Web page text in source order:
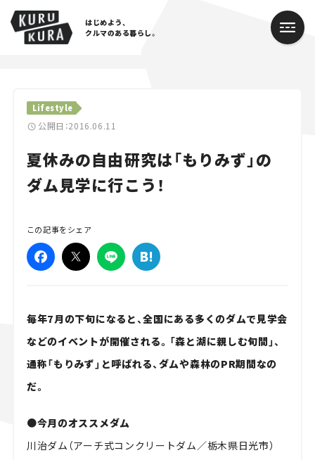
はじめよう、
クルマのある暮らし。
Lifestyle
公開日：2016.06.11
夏休みの自由研究は「もりみず」の
ダム見学に行こう！
この記事をシェア
毎年7月の下旬になると、全国にある多くのダムで見学会
などのイベントが開催される。「森と湖に親しむ旬間」、
通称「もりみず」と呼ばれる、ダムや森林のPR期間なの
だ。
●今月のオススメダム
川治ダム（アーチ式コンクリートダム／栃木県日光市）
Cars
Lifestyle
Traffic
Special
Series
人気のハッシュタグ
スズキ ジムニー｜Suzuki Jimny
スズキ｜Suzuki